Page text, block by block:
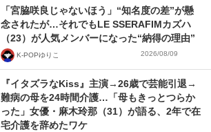
「宮脇咲良じゃないほう」“知名度の差”が懸
念されたが…それでもLE SSERAFIMカズハ
（23）が人気メンバーになった“納得の理由”
K-POPゆりこ 2026/08/09
『イタズラなKiss』主演→26歳で芸能引退→
難病の母を24時間介護…「母もきっとつらか
った」女優・麻木玲那（31）が語る、2年で在
宅介護を辞めたワケ